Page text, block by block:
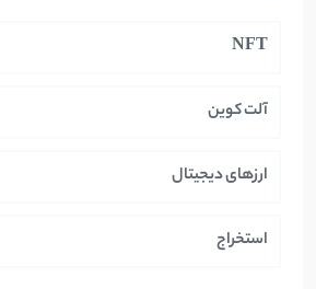
NFT
آلت کوین
ارزهای دیجیتال
استخراج